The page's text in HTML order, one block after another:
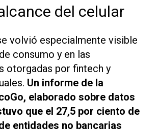
del celular
volvió especialmente visible
consumo y en las
otorgadas por fintech y
Un informe de la
elaborado sobre datos
que el 27,5 por ciento de
entidades no bancarias